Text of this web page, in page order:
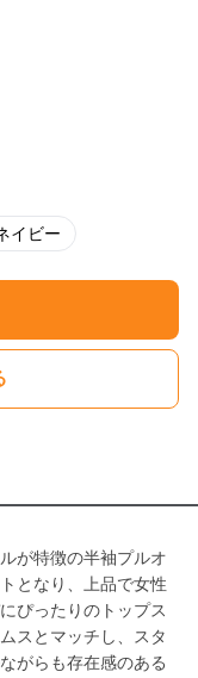
イビー
が特徴の半袖プルオ
となり、上品で女性
ぴったりのトップス
スとマッチし、スタ
がらも存在感のある